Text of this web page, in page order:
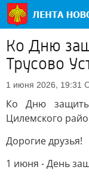
Ко Дню
Трусово
1 июня 2026, 19:31
Ко Дню
Цилемского
Дорогие друзья!
1 июня - День